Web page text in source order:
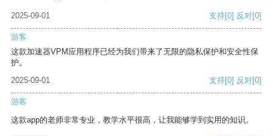
2025-09-01 支持[0] 反对[0]
游客
这款加速器VPM应用程序已经为我们带来了无限的隐私保护和安全性保
护。
2025-09-01
支持[0] 反对[0]
游客
这款app的老师非常专业，教学水平很高，让我能够学到实用的知识。